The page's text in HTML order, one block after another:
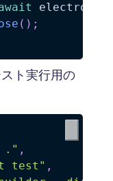
electron
( ) ;
ト実行用の
." ,
test" ,